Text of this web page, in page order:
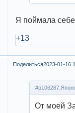
Я поймала
+13
Поделиться2023-01-16
От моей